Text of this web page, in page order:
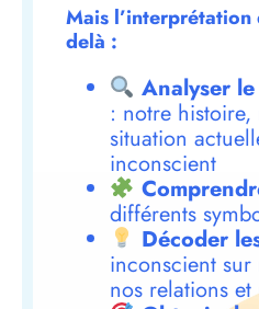
Mais l’interprétation
delà :
Analyser
: notre
situation
inconscient
différents
Décoder
inconscient
nos relations